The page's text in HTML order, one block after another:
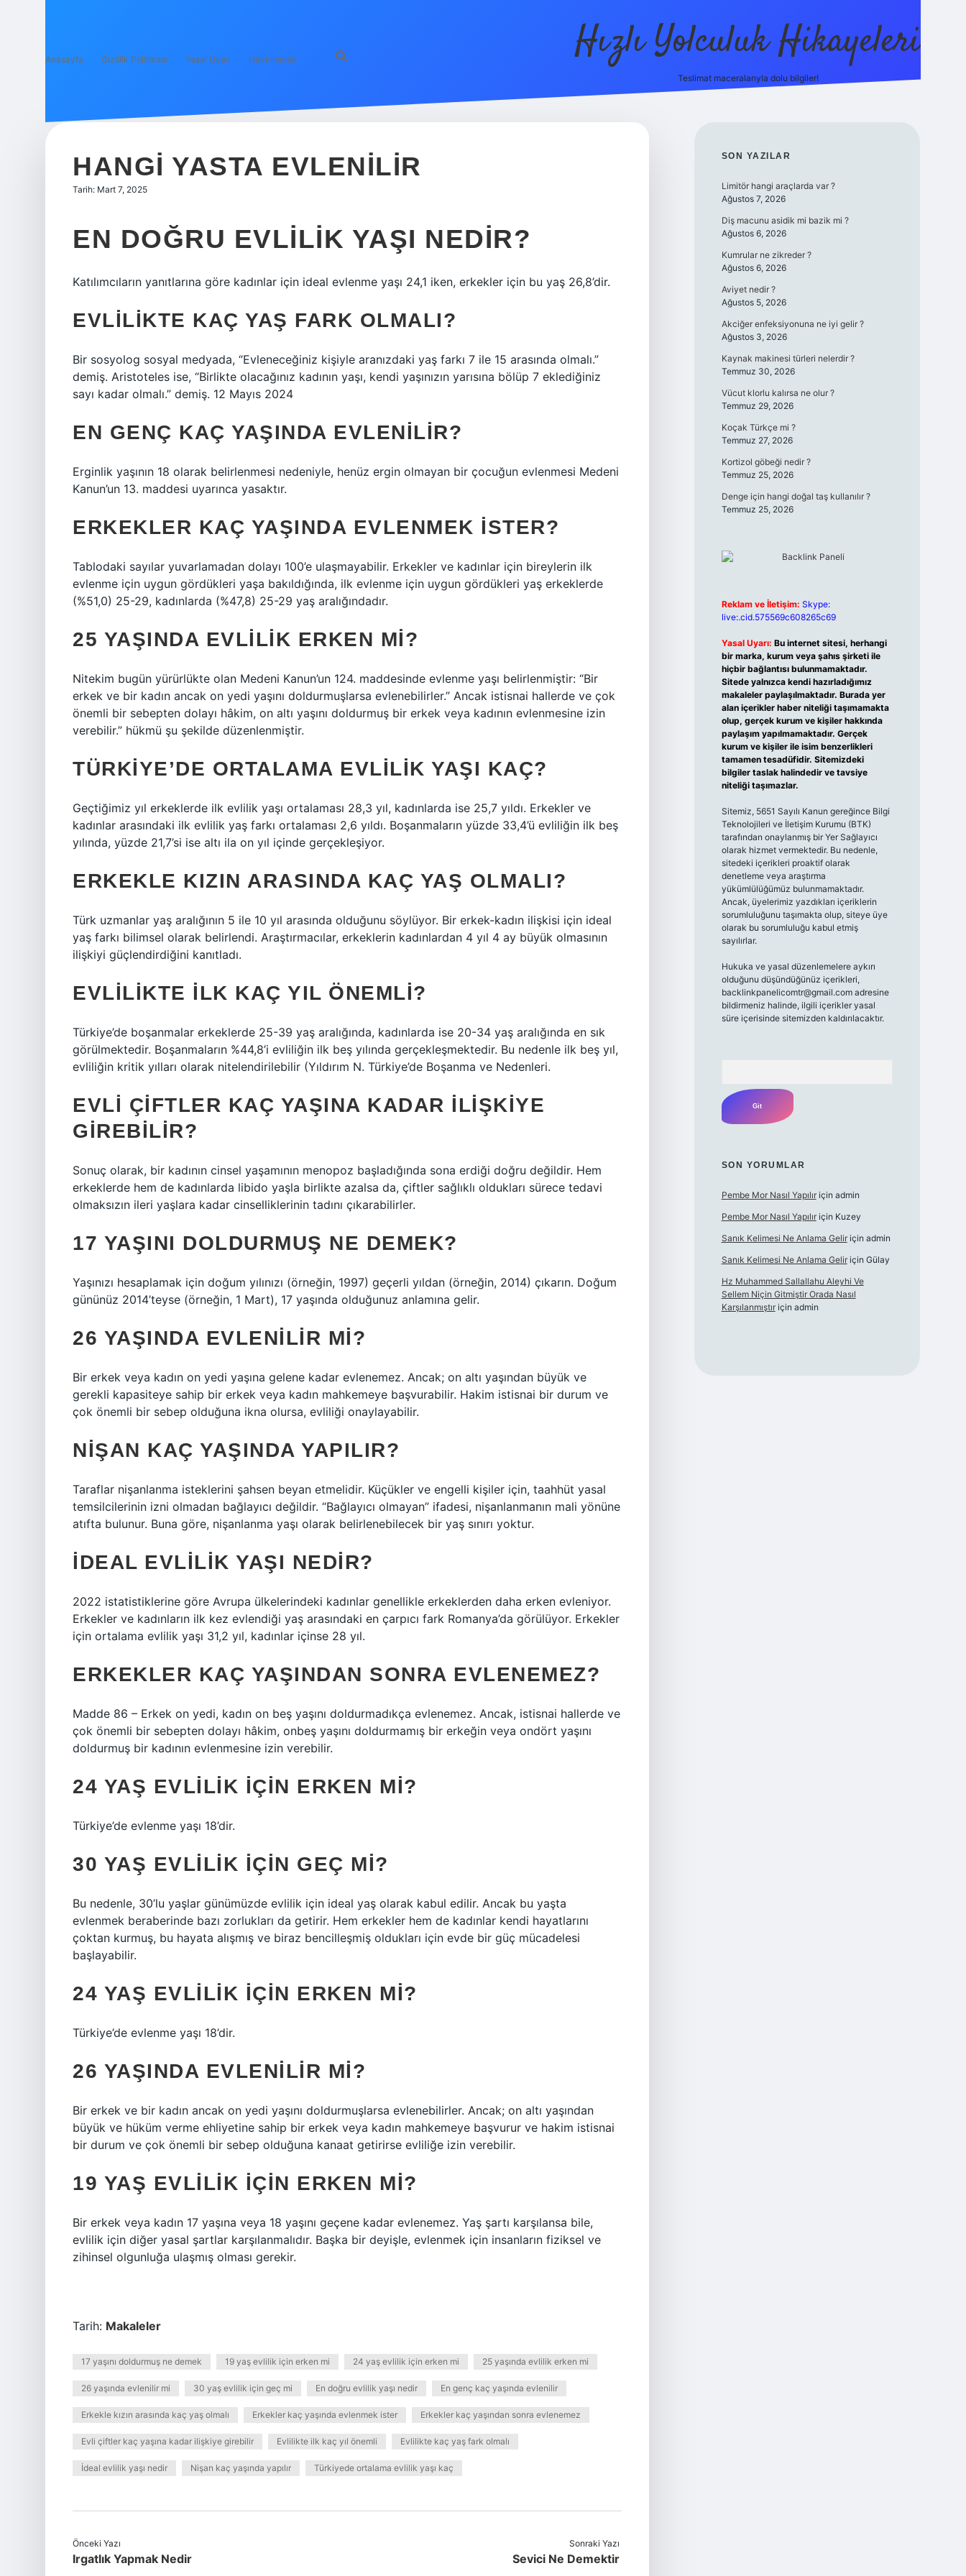
Anasayfa Gizlilik Politikası Yasal Uyarı Hakkımızda Hızlı Yolculuk Hikayeleri
Teslimat maceralarıyla dolu bilgiler!
HANGI YASTA EVLENILIR
Tarih: Mart 7, 2025
EN DOĞRU EVLILIK YAŞI NEDIR?
Katılımcıların yanıtlarına göre kadınlar için ideal evlenme yaşı 24,1 iken, erkekler için bu yaş 26,8’dir.
EVLILIKTE KAÇ YAŞ FARK OLMALI?
Bir sosyolog sosyal medyada, “Evleneceğiniz kişiyle aranızdaki yaş farkı 7 ile 15 arasında olmalı.”
demiş. Aristoteles ise, “Birlikte olacağınız kadının yaşı, kendi yaşınızın yarısına bölüp 7 eklediğiniz
sayı kadar olmalı.” demiş. 12 Mayıs 2024
EN GENÇ KAÇ YAŞINDA EVLENILIR?
Erginlik yaşının 18 olarak belirlenmesi nedeniyle, henüz ergin olmayan bir çocuğun evlenmesi Medeni
Kanun’un 13. maddesi uyarınca yasaktır.
ERKEKLER KAÇ YAŞINDA EVLENMEK ISTER?
Tablodaki sayılar yuvarlamadan dolayı 100’e ulaşmayabilir. Erkekler ve kadınlar için bireylerin ilk
evlenme için uygun gördükleri yaşa bakıldığında, ilk evlenme için uygun gördükleri yaş erkeklerde
(%51,0) 25-29, kadınlarda (%47,8) 25-29 yaş aralığındadır.
25 YAŞINDA EVLILIK ERKEN MI?
Nitekim bugün yürürlükte olan Medeni Kanun’un 124. maddesinde evlenme yaşı belirlenmiştir: “Bir
erkek ve bir kadın ancak on yedi yaşını doldurmuşlarsa evlenebilirler.” Ancak istisnai hallerde ve çok
önemli bir sebepten dolayı hâkim, on altı yaşını doldurmuş bir erkek veya kadının evlenmesine izin
verebilir.” hükmü şu şekilde düzenlenmiştir.
TÜRKIYE’DE ORTALAMA EVLILIK YAŞI KAÇ?
Geçtiğimiz yıl erkeklerde ilk evlilik yaşı ortalaması 28,3 yıl, kadınlarda ise 25,7 yıldı. Erkekler ve
kadınlar arasındaki ilk evlilik yaş farkı ortalaması 2,6 yıldı. Boşanmaların yüzde 33,4’ü evliliğin ilk beş
yılında, yüzde 21,7’si ise altı ila on yıl içinde gerçekleşiyor.
ERKEKLE KIZIN ARASINDA KAÇ YAŞ OLMALI?
Türk uzmanlar yaş aralığının 5 ile 10 yıl arasında olduğunu söylüyor. Bir erkek-kadın ilişkisi için ideal
yaş farkı bilimsel olarak belirlendi. Araştırmacılar, erkeklerin kadınlardan 4 yıl 4 ay büyük olmasının
ilişkiyi güçlendirdiğini kanıtladı.
EVLILIKTE ILK KAÇ YIL ÖNEMLI?
Türkiye’de boşanmalar erkeklerde 25-39 yaş aralığında, kadınlarda ise 20-34 yaş aralığında en sık
görülmektedir. Boşanmaların %44,8’i evliliğin ilk beş yılında gerçekleşmektedir. Bu nedenle ilk beş yıl,
evliliğin kritik yılları olarak nitelendirilebilir (Yıldırım N. Türkiye’de Boşanma ve Nedenleri.
EVLI ÇIFTLER KAÇ YAŞINA KADAR ILIŞKIYE
GIREBILIR?
Sonuç olarak, bir kadının cinsel yaşamının menopoz başladığında sona erdiği doğru değildir. Hem
erkeklerde hem de kadınlarda libido yaşla birlikte azalsa da, çiftler sağlıklı oldukları sürece tedavi
olmaksızın ileri yaşlara kadar cinselliklerinin tadını çıkarabilirler.
17 YAŞINI DOLDURMUŞ NE DEMEK?
Yaşınızı hesaplamak için doğum yılınızı (örneğin, 1997) geçerli yıldan (örneğin, 2014) çıkarın. Doğum
gününüz 2014’teyse (örneğin, 1 Mart), 17 yaşında olduğunuz anlamına gelir.
26 YAŞINDA EVLENILIR MI?
Bir erkek veya kadın on yedi yaşına gelene kadar evlenemez. Ancak; on altı yaşından büyük ve
gerekli kapasiteye sahip bir erkek veya kadın mahkemeye başvurabilir. Hakim istisnai bir durum ve
çok önemli bir sebep olduğuna ikna olursa, evliliği onaylayabilir.
NIŞAN KAÇ YAŞINDA YAPILIR?
Taraflar nişanlanma isteklerini şahsen beyan etmelidir. Küçükler ve engelli kişiler için, taahhüt yasal
temsilcilerinin izni olmadan bağlayıcı değildir. “Bağlayıcı olmayan” ifadesi, nişanlanmanın mali yönüne
atıfta bulunur. Buna göre, nişanlanma yaşı olarak belirlenebilecek bir yaş sınırı yoktur.
İDEAL EVLILIK YAŞI NEDIR?
2022 istatistiklerine göre Avrupa ülkelerindeki kadınlar genellikle erkeklerden daha erken evleniyor.
Erkekler ve kadınların ilk kez evlendiği yaş arasındaki en çarpıcı fark Romanya’da görülüyor. Erkekler
için ortalama evlilik yaşı 31,2 yıl, kadınlar içinse 28 yıl.
ERKEKLER KAÇ YAŞINDAN SONRA EVLENEMEZ?
Madde 86 – Erkek on yedi, kadın on beş yaşını doldurmadıkça evlenemez. Ancak, istisnai hallerde ve
çok önemli bir sebepten dolayı hâkim, onbeş yaşını doldurmamış bir erkeğin veya ondört yaşını
doldurmuş bir kadının evlenmesine izin verebilir.
24 YAŞ EVLILIK IÇIN ERKEN MI?
Türkiye’de evlenme yaşı 18’dir.
30 YAŞ EVLILIK IÇIN GEÇ MI?
Bu nedenle, 30’lu yaşlar günümüzde evlilik için ideal yaş olarak kabul edilir. Ancak bu yaşta
evlenmek beraberinde bazı zorlukları da getirir. Hem erkekler hem de kadınlar kendi hayatlarını
çoktan kurmuş, bu hayata alışmış ve biraz bencilleşmiş oldukları için evde bir güç mücadelesi
başlayabilir.
24 YAŞ EVLILIK IÇIN ERKEN MI?
Türkiye’de evlenme yaşı 18’dir.
26 YAŞINDA EVLENILIR MI?
Bir erkek ve bir kadın ancak on yedi yaşını doldurmuşlarsa evlenebilirler. Ancak; on altı yaşından
büyük ve hüküm verme ehliyetine sahip bir erkek veya kadın mahkemeye başvurur ve hakim istisnai
bir durum ve çok önemli bir sebep olduğuna kanaat getirirse evliliğe izin verebilir.
19 YAŞ EVLILIK IÇIN ERKEN MI?
Bir erkek veya kadın 17 yaşına veya 18 yaşını geçene kadar evlenemez. Yaş şartı karşılansa bile,
evlilik için diğer yasal şartlar karşılanmalıdır. Başka bir deyişle, evlenmek için insanların fiziksel ve
zihinsel olgunluğa ulaşmış olması gerekir.
Tarih: Makaleler
17 yaşını doldurmuş ne demek 19 yaş evlilik için erken mi 24 yaş evlilik için erken mi 25 yaşında evlilik erken mi
26 yaşında evlenilir mi 30 yaş evlilik için geç mi En doğru evlilik yaşı nedir En genç kaç yaşında evlenilir
Erkekle kızın arasında kaç yaş olmalı Erkekler kaç yaşında evlenmek ister Erkekler kaç yaşından sonra evlenemez
Evli çiftler kaç yaşına kadar ilişkiye girebilir Evlilikte ilk kaç yıl önemli Evlilikte kaç yaş fark olmalı
İdeal evlilik yaşı nedir Nişan kaç yaşında yapılır Türkiyede ortalama evlilik yaşı kaç
Önceki Yazı
Irgatlık Yapmak Nedir
Sonraki Yazı
Sevici Ne Demektir
SIDEBAR
SON YAZILAR
Limitör hangi araçlarda var ?
Ağustos 7, 2026
Diş macunu asidik mi bazik mi ?
Ağustos 6, 2026
Kumrular ne zikreder ?
Ağustos 6, 2026
Aviyet nedir ?
Ağustos 5, 2026
Akciğer enfeksiyonuna ne iyi gelir ?
Ağustos 3, 2026
Kaynak makinesi türleri nelerdir ?
Temmuz 30, 2026
Vücut klorlu kalırsa ne olur ?
Temmuz 29, 2026
Koçak Türkçe mi ?
Temmuz 27, 2026
Kortizol göbeği nedir ?
Temmuz 25, 2026
Denge için hangi doğal taş kullanılır ?
Temmuz 25, 2026
Reklam ve İletişim: Skype:
live:.cid.575569c608265c69
Yasal Uyarı: Bu internet sitesi, herhangi
bir marka, kurum veya şahıs şirketi ile
hiçbir bağlantısı bulunmamaktadır.
Sitede yalnızca kendi hazırladığımız
makaleler paylaşılmaktadır. Burada yer
alan içerikler haber niteliği taşımamakta
olup, gerçek kurum ve kişiler hakkında
paylaşım yapılmamaktadır. Gerçek
kurum ve kişiler ile isim benzerlikleri
tamamen tesadüfidir. Sitemizdeki
bilgiler taslak halindedir ve tavsiye
niteliği taşımazlar.
Sitemiz, 5651 Sayılı Kanun gereğince Bilgi
Teknolojileri ve İletişim Kurumu (BTK)
tarafından onaylanmış bir Yer Sağlayıcı
olarak hizmet vermektedir. Bu nedenle,
sitedeki içerikleri proaktif olarak
denetleme veya araştırma
yükümlülüğümüz bulunmamaktadır.
Ancak, üyelerimiz yazdıkları içeriklerin
sorumluluğunu taşımakta olup, siteye üye
olarak bu sorumluluğu kabul etmiş
sayılırlar.
Hukuka ve yasal düzenlemelere aykırı
olduğunu düşündüğünüz içerikleri,
backlinkpanelicomtr@gmail.comadresine
bildirmeniz halinde, ilgili içerikler yasal
süre içerisinde sitemizden kaldırılacaktır.
SON YORUMLAR
Pembe Mor Nasıl Yapılıriçin admin
Pembe Mor Nasıl Yapılıriçin Kuzey
Sanık Kelimesi Ne Anlama Geliriçin admin
Sanık Kelimesi Ne Anlama Geliriçin Gülay
Hz Muhammed Sallallahu Aleyhi Ve
Sellem Niçin Gitmiştir Orada Nasıl
Karşılanmıştıriçin admin